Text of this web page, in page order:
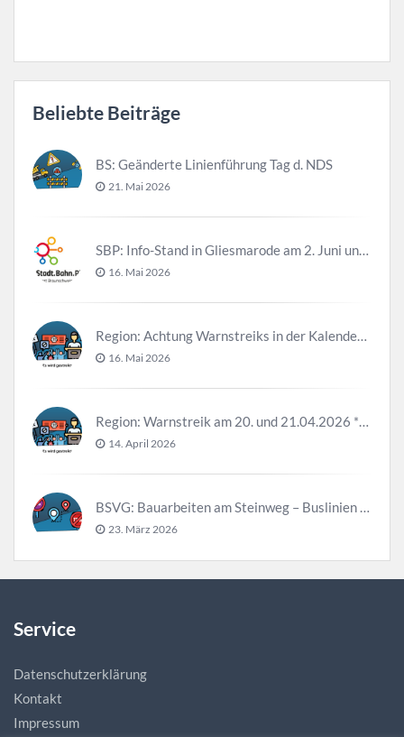
Beliebte Beiträge
BS: Geänderte Linienführung Tag d. NDS
21. Mai 2026
SBP: Info-Stand in Gliesmarode am 2. Juni und 23. Juni
16. Mai 2026
Region: Achtung Warnstreiks in der Kalenderwoche 21
16. Mai 2026
Region: Warnstreik am 20. und 21.04.2026 *Update*
14. April 2026
BSVG: Bauarbeiten am Steinweg – Buslinien halten verändert
23. März 2026
Service
Datenschutzerklärung
Kontakt
Impressum